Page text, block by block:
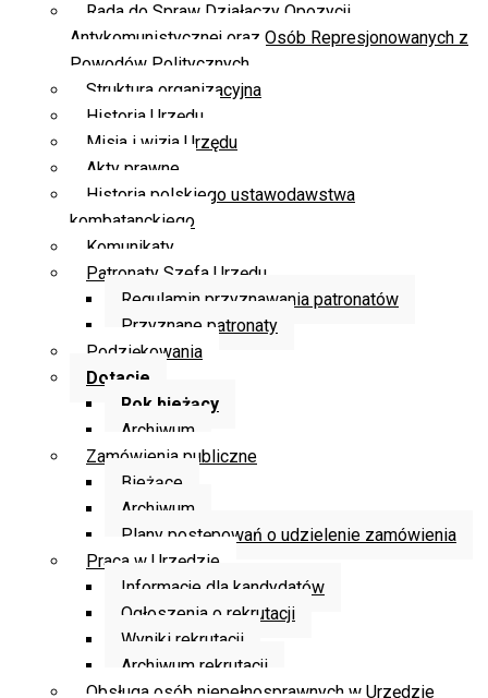
Rada do Spraw Działaczy Opozycji
Antykomunistycznej oraz Osób Represjonowanych z
Powodów Politycznych
Struktura organizacyjna
Historia Urzędu
Misja i wizja Urzędu
Akty prawne
Historia polskiego ustawodawstwa
kombatanckiego
Komunikaty
Patronaty Szefa Urzędu
Regulamin przyznawania patronatów
Przyznane patronaty
Podziękowania
Dotacje
Rok bieżący
Archiwum
Zamówienia publiczne
Bieżące
Archiwum
Plany postępowań o udzielenie zamówienia
Praca w Urzędzie
Informacje dla kandydatów
Ogłoszenia o rekrutacji
Wyniki rekrutacji
Archiwum rekrutacji
Obsługa osób niepełnosprawnych w Urzędzie